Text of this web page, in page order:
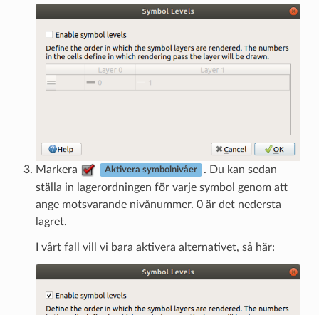
Markera Aktivera symbolnivåer
. Du kan sedan
ställa in lagerordningen för varje symbol genom att
ange motsvarande nivånummer. 0 är det nedersta
lagret.
I vårt fall vill vi bara aktivera alternativet, så här: